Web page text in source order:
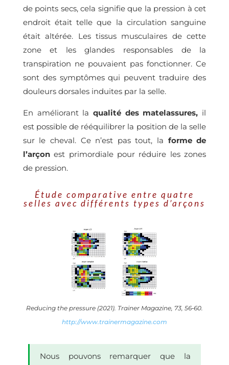
de points secs, cela signifie que la pression à cet
endroit était telle que la circulation sanguine
était altérée. Les tissus musculaires de cette
zone et les glandes responsables de la
transpiration ne pouvaient pas fonctionner. Ce
sont des symptômes qui peuvent traduire des
douleurs dorsales induites par la selle.
En améliorant la qualité des matelassures, il
est possible de rééquilibrer la position de la selle
sur le cheval. Ce n’est pas tout, la forme de
l’arçonest primordiale pour réduire les zones
de pression.
Étude comparative entre quatre
selles avec différents types d’arçons
Reducing the pressure (2021). Trainer Magazine, 73, 56‑60.
http://www.trainermagazine.com
Nous pouvons remarquer que la